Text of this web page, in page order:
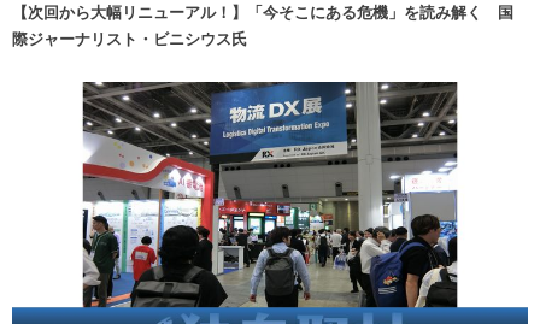
【次回から大幅リニューアル！】「今そこにある危機」を読み解く 国
際ジャーナリスト・ビニシウス氏